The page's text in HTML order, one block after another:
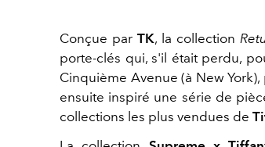
Conçue par TK, la collection
porte-clés qui, s'il était perdu,
Cinquième Avenue (à New
ensuite inspiré une série de
collections les plus vendues de